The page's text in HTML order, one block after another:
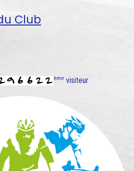
Club
ème visiteur